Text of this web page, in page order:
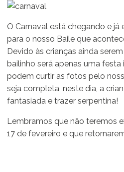
O Carnaval está chegando e
para o nosso Baile que
Devido às crianças ainda
bailinho será apenas uma festa
podem curtir as fotos pelo
seja completa, neste dia, a
fantasiada e trazer serpentina!
Lembramos que não teremos
17 de fevereiro e que